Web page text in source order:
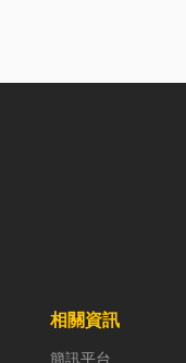
還是每天幫助
僅能快速排除
相關資訊
簡訊平台